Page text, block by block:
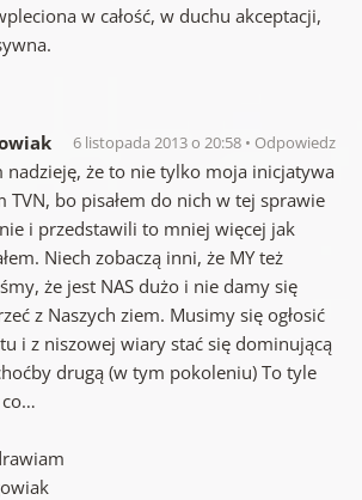
w całość, w duchu akceptacji,
6 listopada 2013 o 20:58 Odpowiedz
nadzieję, że to nie tylko moja inicjatywa
TVN, bo pisałem do nich w tej sprawie
i przedstawili to mniej więcej jak
Niech zobaczą inni, że MY też
że jest NAS dużo i nie damy się
z Naszych ziem. Musimy się ogłosić
i z niszowej wiary stać się dominującą
drugą (w tym pokoleniu) To tyle